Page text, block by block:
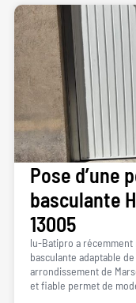
Pose d’une
basculante
13005
lu-Batipro a récemment
basculante adaptable
arrondissement de
et fiable permet de